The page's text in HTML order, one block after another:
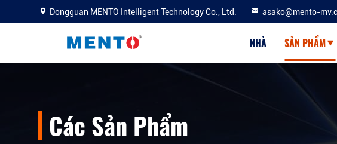
Dongguan MENTO Intelligent Technology Co., Ltd. asako@mento-
NHÀ SẢN PHẨM
Các Sản Phẩm